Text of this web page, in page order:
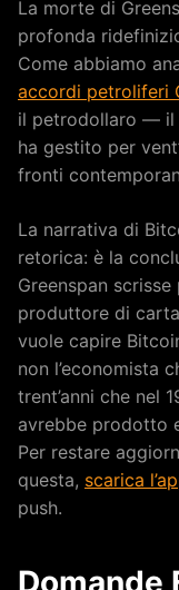
La morte di
profonda
Come abbiamo
accordi petroliferi
il petrodollaro — il
ha gestito per
fronti
La narrativa di
retorica: è la
Greenspan
produttore di
vuole capire
non l’economista
trent’anni che nel
avrebbe prodotto
Per restare
questa, scarica
push.
Domande